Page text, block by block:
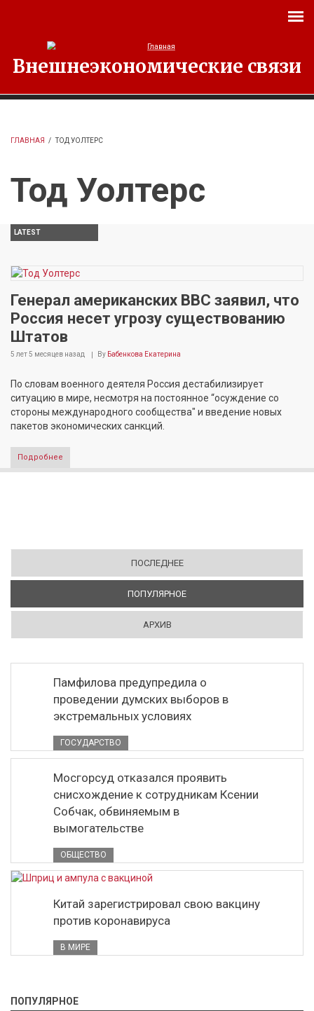
Внешнеэкономические связи
ГЛАВНАЯ / ТОД УОЛТЕРС
Тод Уолтерс
LATEST
Генерал американских ВВС заявил, что
Россия несет угрозу существованию
Штатов
5 лет 5 месяцев назад By Бабенкова Екатерина
По словам военного деятеля Россия дестабилизирует
ситуацию в мире, несмотря на постоянное “осуждение со
стороны международного сообщества" и введение новых
пакетов экономических санкций.
Подробнее
ПОСЛЕДНЕЕ
ПОПУЛЯРНОЕ
АРХИВ
Памфилова предупредила о
проведении думских выборов в
экстремальных условиях
ГОСУДАРСТВО
Мосгорсуд отказался проявить
снисхождение к сотрудникам Ксении
Собчак, обвиняемым в
вымогательстве
ОБЩЕСТВО
Китай зарегистрировал свою вакцину
против коронавируса
В МИРЕ
ПОПУЛЯРНОЕ